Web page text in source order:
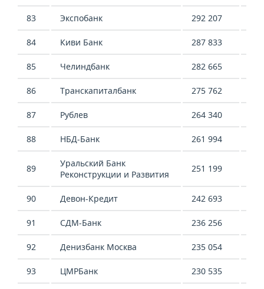
83 Экспобанк 292 207
84 Киви Банк 287 833
85 Челиндбанк 282 665
86 Транскапиталбанк 275 762
87 Рублев 264 340
88 НБД-Банк 261 994
89
Уральский Банк
Реконструкции и Развития
251 199
90 Девон-Кредит 242 693
91 СДМ-Банк 236 256
92 Денизбанк Москва 235 054
93 ЦМРБанк 230 535